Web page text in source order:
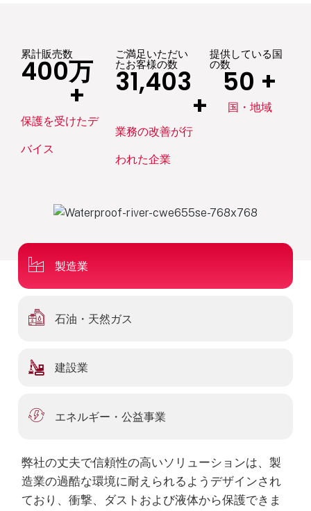
累計販売数
保護を受けたデ
バイス
400万
+
ご満足いただい
たお客様の数
業務の改善が行
われた企業
31,403
+
提供している国
の数
国・地域
50 +
製造業
石油・天然ガス
建設業
エネルギー・公益事業
弊社の丈夫で信頼性の高いソリューションは、製
造業の過酷な環境に耐えられるようデザインされ
ており、衝撃、ダストおよび液体から保護できま